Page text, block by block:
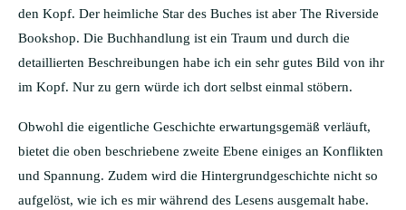
den Kopf. Der heimliche Star des Buches ist aber The Riverside
Bookshop. Die Buchhandlung ist ein Traum und durch die
detaillierten Beschreibungen habe ich ein sehr gutes Bild von ihr
im Kopf. Nur zu gern würde ich dort selbst einmal stöbern.
Obwohl die eigentliche Geschichte erwartungsgemäß verläuft,
bietet die oben beschriebene zweite Ebene einiges an Konflikten
und Spannung. Zudem wird die Hintergrundgeschichte nicht so
aufgelöst, wie ich es mir während des Lesens ausgemalt habe.